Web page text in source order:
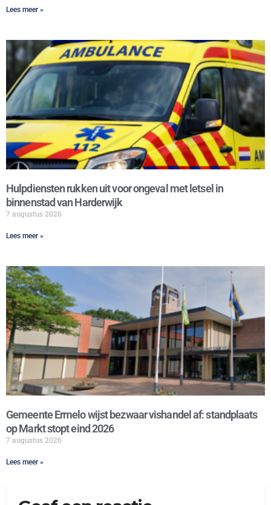
Lees meer »
Hulpdiensten rukken uit voor ongeval met letsel in
binnenstad van Harderwijk
7 augustus 2026
Lees meer »
Gemeente Ermelo wijst bezwaar vishandel af: standplaats
op Markt stopt eind 2026
7 augustus 2026
Lees meer »